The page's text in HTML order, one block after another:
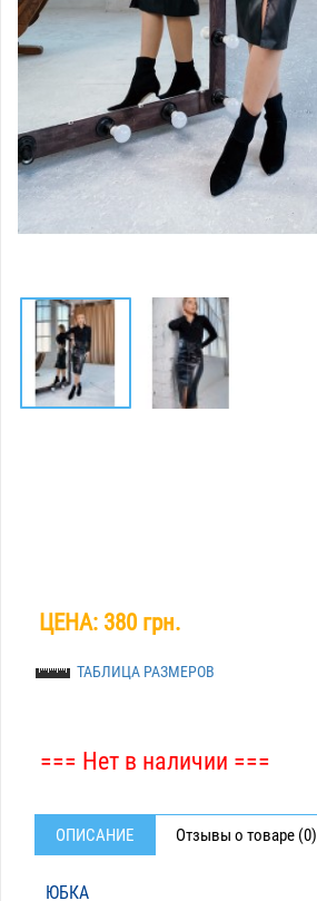
ЦЕНА: 380 грн.
ТАБЛИЦА РАЗМЕРОВ
=== Нет в наличии ===
ОПИСАНИЕ Отзывы о товаре (0)
ЮБКА